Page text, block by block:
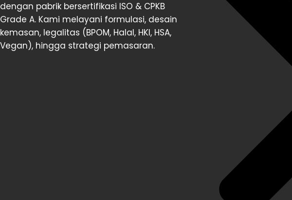
dengan pabrik bersertifikasi ISO & CPKB
Grade A. Kami melayani formulasi, desain
kemasan, legalitas (BPOM, Halal, HKI, HSA,
Vegan), hingga strategi pemasaran.